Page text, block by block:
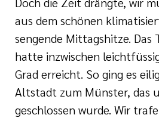
aus dem schönen
sengende Mittagshitze. Das
hatte inzwischen
Grad erreicht. So ging es
Altstadt zum Münster, das
geschlossen wurde. Wir